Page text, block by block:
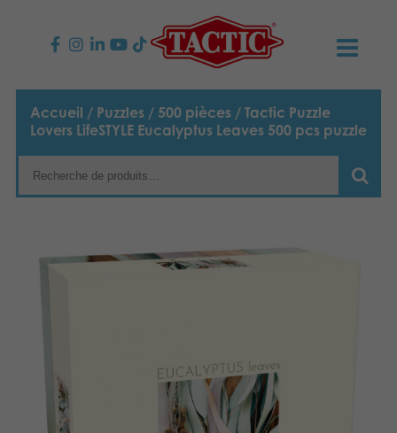
PRODUITS
Jeux enfants
Jeux famille
Produits archivés
TACTIC
Accueil / Puzzles / 500 pièces / Tactic Puzzle
Lovers LifeSTYLE Eucalyptus Leaves 500 pcs puzzle